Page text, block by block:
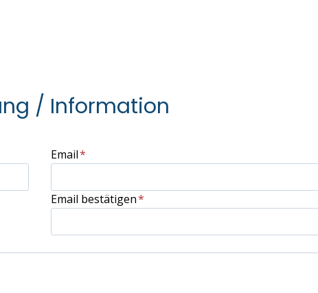
/ Information
Email*
Email bestätigen*